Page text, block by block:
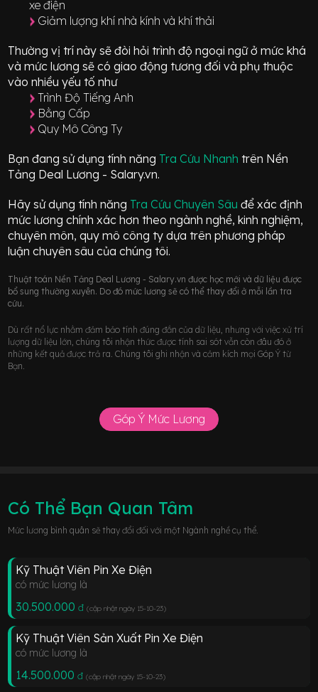
xe điện
Giảm lượng khí nhà kính và khí thải
Thường vị trí này sẽ đòi hỏi trình độ ngoại ngữ ở mứckhá
và mức lương sẽ có giao động tương đối và phụ thuộc
vào nhiều yếu tố như
Trình Độ Tiếng Anh
Bằng Cấp
Quy Mô Công Ty
Bạn đang sử dụng tính năng Tra Cứu Nhanh trên Nền
Tảng Deal Lương - Salary.vn.
Hãy sử dụng tính năng Tra Cứu Chuyên Sâuđể xác định
mức lương chính xác hơn theo ngành nghề, kinh nghiệm,
chuyên môn, quy mô công ty dựa trên phương pháp
luận chuyên sâu của chúng tôi.
Thuật toán Nền Tảng Deal Lương - Salary.vn được học mới và dữ liệu được
bổ sung thường xuyên. Do đó mức lương sẽ có thể thay đổi ở mỗi lần tra
cứu.
Dù rất nổ lực nhằm đảm bảo tính đúng đắn của dữ liệu, nhưng với việc xử trí
lượng dữ liệu lớn, chúng tôi nhận thức được tính sai sót vẫn còn đâu đó ở
những kết quả được trả ra. Chúng tôi ghi nhận và cảm kích mọi Góp Ý từ
Bạn.
Góp Ý Mức Lương
Có Thể Bạn Quan Tâm
Mức lương bình quân sẽ thay đổi đối với một Ngành nghề cụ thể.
Kỹ Thuật Viên Pin Xe Điện
có mức lương là
30.500.000 đ (cập nhật ngày 15-10-23)
Kỹ Thuật Viên Sản Xuất Pin Xe Điện
có mức lương là
14.500.000 đ (cập nhật ngày 15-10-23)